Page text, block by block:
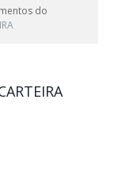
do